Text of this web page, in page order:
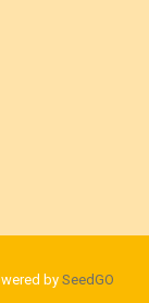
by SeedGO